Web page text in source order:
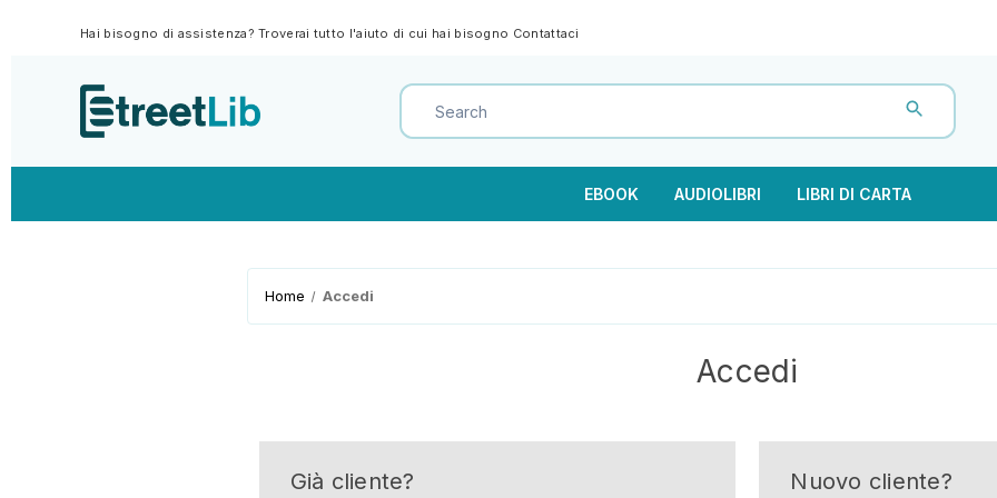
Hai bisogno di assistenza? Troverai tutto l'aiuto di cui hai bisogno Contattaci
EBOOK AUDIOLIBRI LIBRI DI CARTA
Home Accedi
Accedi
Già cliente? Nuovo cliente?